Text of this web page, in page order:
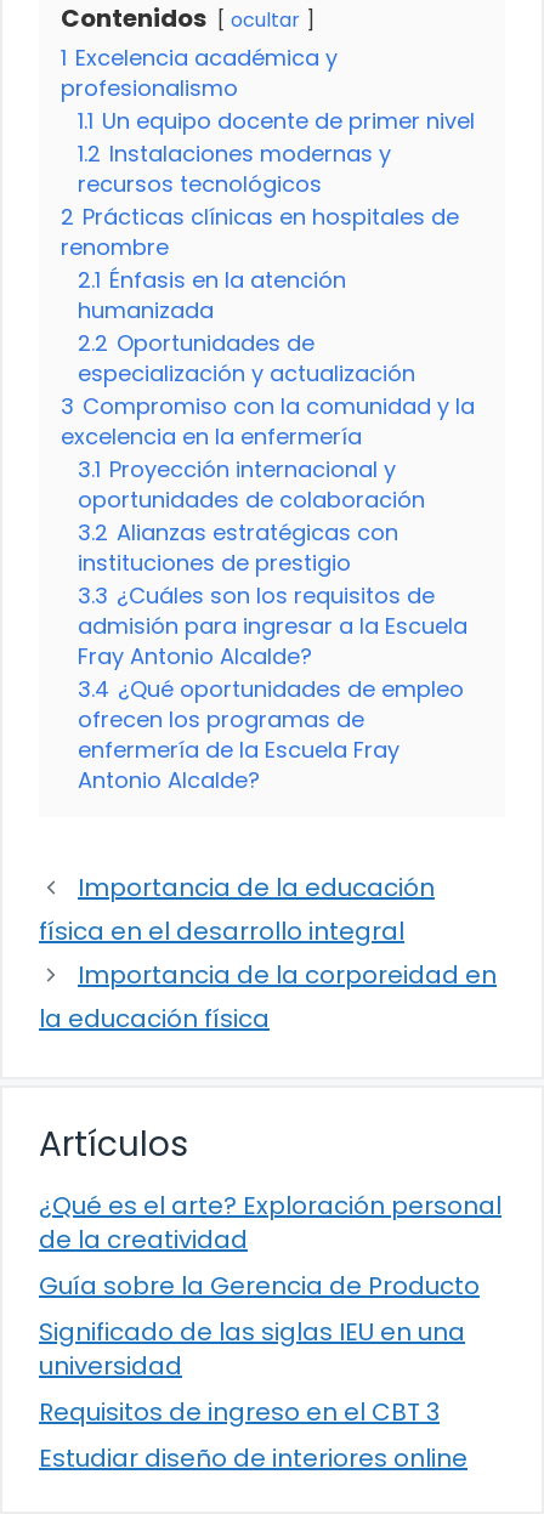
Contenidos ocultar
1 Excelencia académica y
profesionalismo
1.1 Un equipo docente de primer nivel
1.2 Instalaciones modernas y
recursos tecnológicos
2 Prácticas clínicas en hospitales de
renombre
2.1 Énfasis en la atención
humanizada
2.2 Oportunidades de
especialización y actualización
3 Compromiso con la comunidad y la
excelencia en la enfermería
3.1 Proyección internacional y
oportunidades de colaboración
3.2 Alianzas estratégicas con
instituciones de prestigio
3.3 ¿Cuáles son los requisitos de
admisión para ingresar a la Escuela
Fray Antonio Alcalde?
3.4 ¿Qué oportunidades de empleo
ofrecen los programas de
enfermería de la Escuela Fray
Antonio Alcalde?
Importancia de la educación
física en el desarrollo integral
Importancia de la corporeidad en
la educación física
Artículos
¿Qué es el arte? Exploración personal
de la creatividad
Guía sobre la Gerencia de Producto
Significado de las siglas IEU en una
universidad
Requisitos de ingreso en el CBT 3
Estudiar diseño de interiores online